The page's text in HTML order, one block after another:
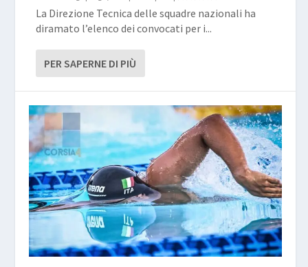
La Direzione Tecnica delle squadre nazionali ha
diramato l’elenco dei convocati per i...
PER SAPERNE DI PIÙ